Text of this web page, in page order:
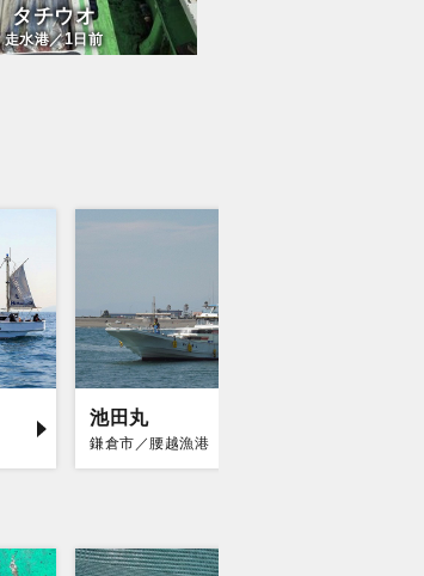
タチウオ
走水港／1日前
池田丸
鎌倉市／腰越漁港